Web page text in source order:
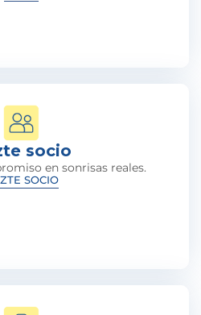
socio
en sonrisas reales.
SOCIO